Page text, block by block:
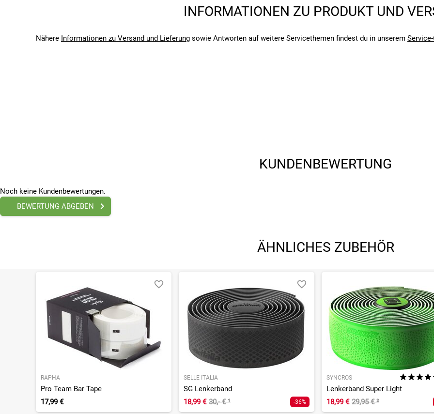
Bitte beachte, dass es zu Abweichungen zwischen den angegebenen- und den verbauten Komponenten bei Fahrrädern
INFORMATIONEN ZU PRODUKT UND
Nähere Informationen zu Versand und Lieferungsowie Antworten auf weitere Servicethemen findest du in unserem
KUNDENBEWERTUNG
Noch keine Kundenbewertungen.
BEWERTUNG ABGEBEN
ÄHNLICHES ZUBEHÖR
RAPHA
Pro Team Bar Tape
17,99 €
SELLE ITALIA
SG Lenkerband
18,99 € 30,- €¹ -36%
SYNCROS
Lenkerband Super Light
18,99 € 29,95 €²